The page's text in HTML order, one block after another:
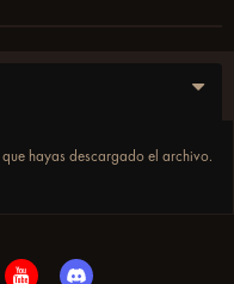
hayas descargado el archivo.